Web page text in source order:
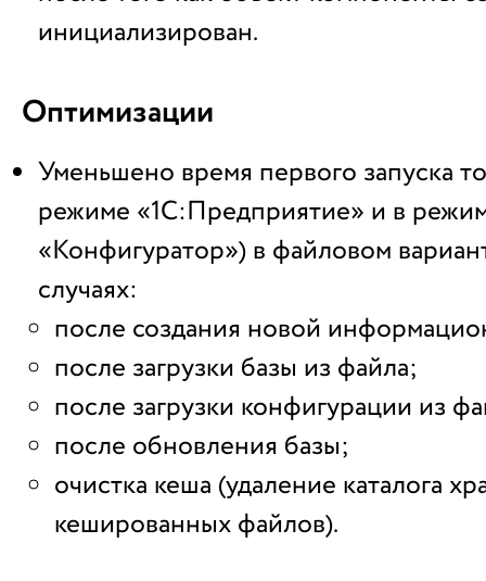
инициализирован.
Оптимизации
Уменьшено время первого запуска
режиме «1С:Предприятие» и в
«Конфигуратор») в файловом
случаях:
после создания новой
после загрузки базы из файла;
после загрузки конфигурации из
после обновления базы;
очистка кеша (удаление каталога
кешированных файлов).